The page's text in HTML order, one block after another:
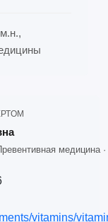
медицина ·
vitamins/